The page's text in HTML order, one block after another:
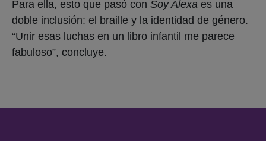
Para ella, esto que pasó con Soy Alexa es una
doble inclusión: el braille y la identidad de género.
“Unir esas luchas en un libro infantil me parece
fabuloso”, concluye.